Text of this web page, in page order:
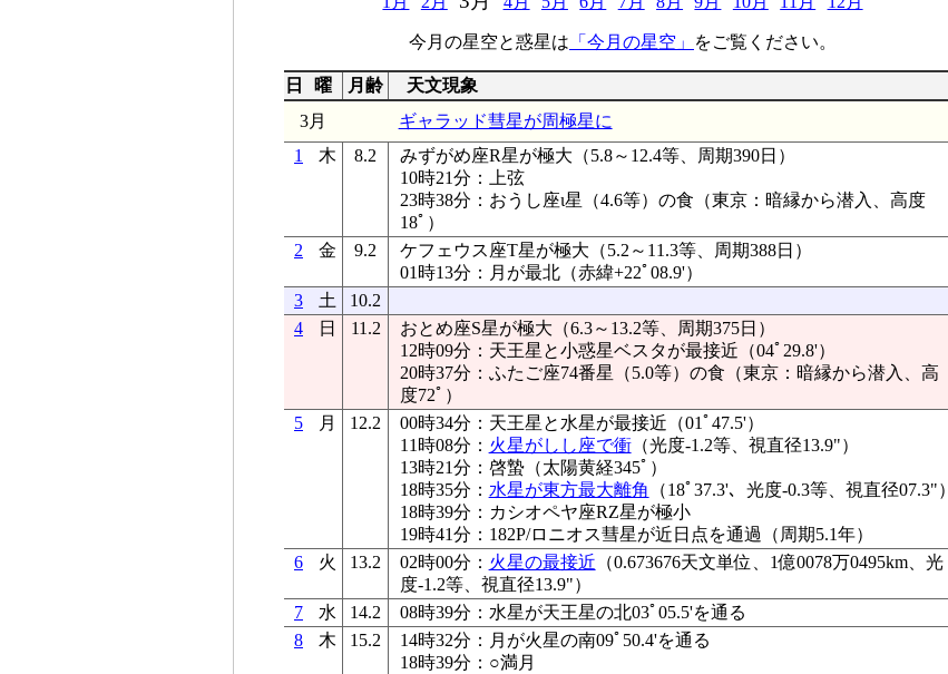
今月の星空と惑星は 「今月の星空」 をご覧ください。
日 曜 月齢
天文現象
3月
ギャラッド彗星が周極星に
1
木 8.2
みずがめ座R星が極大（5.8～12.4等、周期390日）
10時21分：上弦
23時38分：おうし座ι星（4.6等）の食（東京：暗縁から潜入、高度
18ﾟ）
2
金 9.2
ケフェウス座T星が極大（5.2～11.3等、周期388日）
01時13分：月が最北（赤緯+22ﾟ08.9'）
3
土
10.2
4
日 11.2
おとめ座S星が極大（6.3～13.2等、周期375日）
12時09分：天王星と小惑星ベスタが最接近（04ﾟ29.8'）
20時37分：ふたご座74番星（5.0等）の食（東京：暗縁から潜入、高
度72ﾟ）
5
月 12.2
00時34分：天王星と水星が最接近（01ﾟ47.5'）
11時08分： 火星がしし座で衝（光度-1.2等、視直径13.9"）
13時21分：啓蟄（太陽黄経345ﾟ）
18時35分： 水星が東方最大離角 （18ﾟ37.3'、光度-0.3等、視直径07.3"）
18時39分：カシオペヤ座RZ星が極小
19時41分：182P/ロニオス彗星が近日点を通過（周期5.1年）
6
火 13.2 02時00分： 火星の最接近 （0.673676天文単位、1億0078万0495km、光
度-1.2等、視直径13.9"）
7
水 14.2
08時39分：水星が天王星の北03ﾟ05.5'を通る
8
木 15.2
14時32分：月が火星の南09ﾟ50.4'を通る
18時39分：○満月